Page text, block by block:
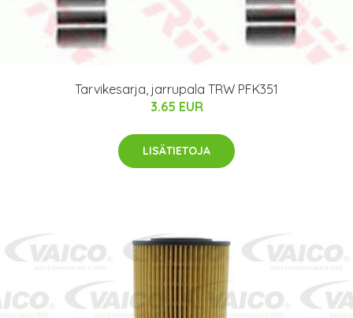
Tarvikesarja, jarrupala TRW PFK351
3.65 EUR
LISÄTIETOJA